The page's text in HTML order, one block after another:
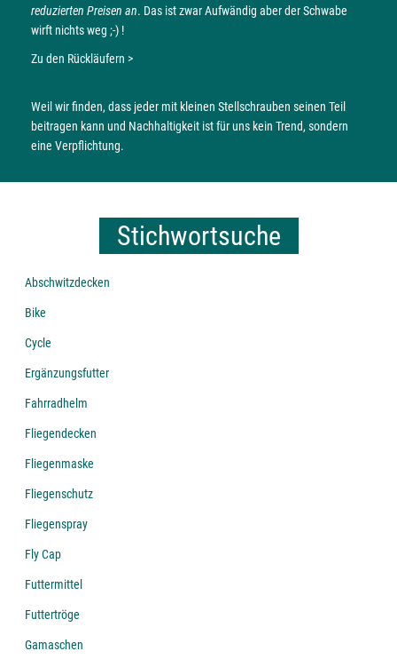
reduzierten Preisen an. Das ist zwar Aufwändig aber der Schwabe
wirft nichts weg ;-) !
Zu den Rückläufern >
Weil wir finden, dass jeder mit kleinen Stellschrauben seinen Teil
beitragen kann und Nachhaltigkeit ist für uns kein Trend, sondern
eine Verpflichtung.
Stichwortsuche
Abschwitzdecken
Bike
Cycle
Ergänzungsfutter
Fahrradhelm
Fliegendecken
Fliegenmaske
Fliegenschutz
Fliegenspray
Fly Cap
Futtermittel
Futtertröge
Gamaschen